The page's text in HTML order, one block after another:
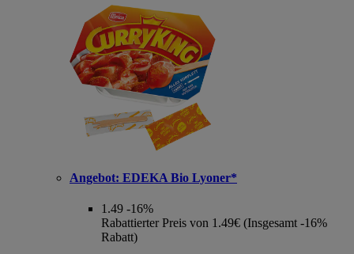
Angebot: EDEKA Bio Lyoner*
1.49 -16%
Rabattierter Preis von 1.49€ (Insgesamt -16%
Rabatt)